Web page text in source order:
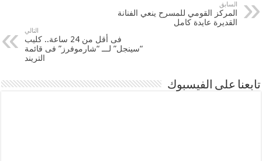
السابق
المركز القومي للمسرح ينعي الفنانة
القديرة عايدة كامل
التالي
فى أقل من 24 ساعة.. كليب
“سينجل” لـــ “شارموفرز” فى قائمة
التريند
تابعنا على الفيسبوك